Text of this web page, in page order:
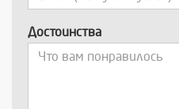
Достоинства